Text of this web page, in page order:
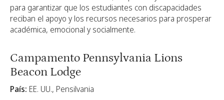
para garantizar que los estudiantes con discapacidades
reciban el apoyo y los recursos necesarios para prosperar
académica, emocional y socialmente.
Campamento Pennsylvania Lions
Beacon Lodge
País: EE. UU., Pensilvania